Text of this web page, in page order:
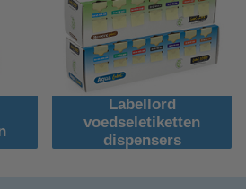
Labellord
voedseletiketten
dispensers